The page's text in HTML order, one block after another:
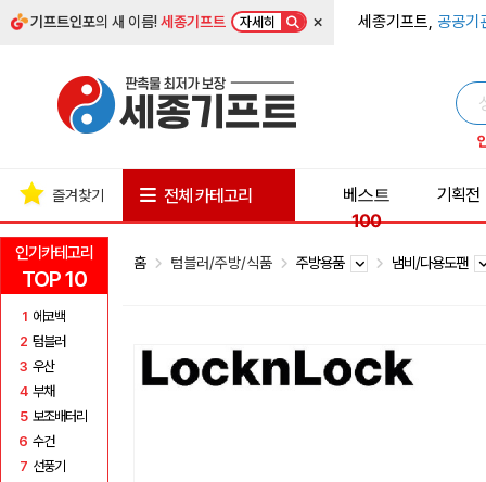
기프트인포의 새 이름!세종기프트 자세히 × 세종기프트, 공공기
인기카테고리
TOP 10
1 에코백
2 텀블러
3 우산
4 부채
5 보조배터리
6 수건
7 선풍기
즐겨찾기 전체 카테고리
베스트
100
기획전
홈 텀블러/주방/식품 주방용품 냄비/다용도팬